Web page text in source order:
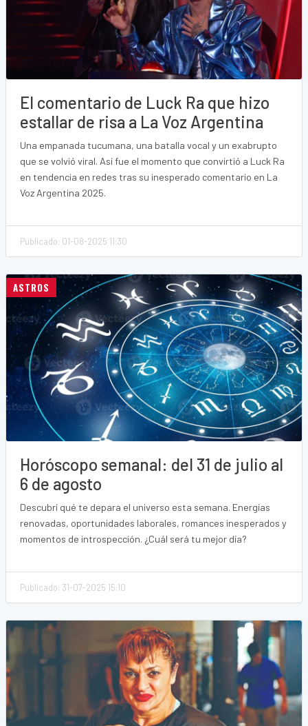
El comentario de Luck Ra que hizo
estallar de risa a La Voz Argentina
Una empanada tucumana, una batalla vocal y un exabrupto
que se volvió viral. Así fue el momento que convirtió a Luck Ra
en tendencia en redes tras su inesperado comentario en La
Voz Argentina 2025.
Publicado: 01-08-2025 11:30
ASTROS
Horóscopo semanal: del 31 de julio al
6 de agosto
Descubrí qué te depara el universo esta semana. Energías
renovadas, oportunidades laborales, romances inesperados y
momentos de introspección. ¿Cuál será tu mejor día?
Publicado: 31-07-2025 15:10